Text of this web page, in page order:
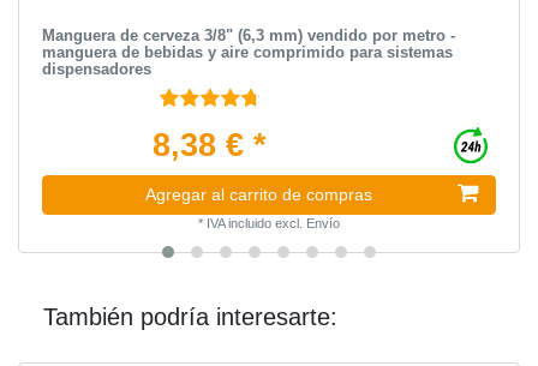
Manguera de cerveza 3/8" (6,3 mm) vendido por metro -
manguera de bebidas y aire comprimido para sistemas
dispensadores
8,38 € *
Agregar al carrito de compras
* IVA incluido excl. Envío
También podría interesarte: